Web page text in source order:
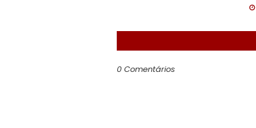
0 Comentários